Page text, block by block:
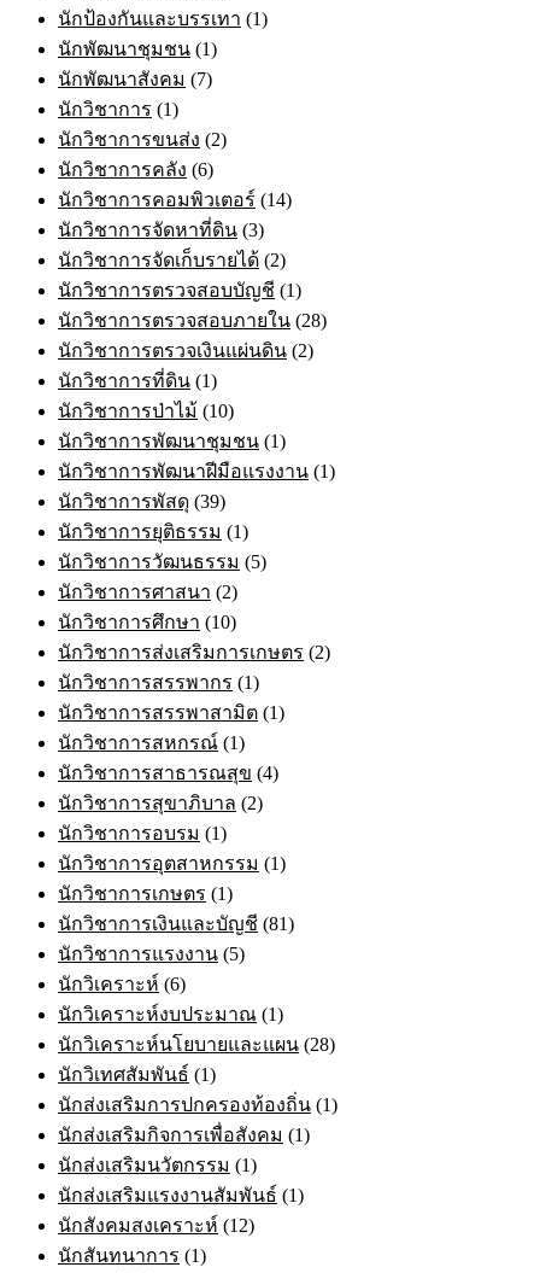
นักป้องกันและบรรเทา (1)
นักพัฒนาชุมชน (1)
นักพัฒนาสังคม (7)
นักวิชาการ (1)
นักวิชาการขนส่ง (2)
นักวิชาการคลัง (6)
นักวิชาการคอมพิวเตอร์ (14)
นักวิชาการจัดหาที่ดิน (3)
นักวิชาการจัดเก็บรายได้ (2)
นักวิชาการตรวจสอบบัญชี (1)
นักวิชาการตรวจสอบภายใน (28)
นักวิชาการตรวจเงินแผ่นดิน (2)
นักวิชาการที่ดิน (1)
นักวิชาการป่าไม้ (10)
นักวิชาการพัฒนาชุมชน (1)
นักวิชาการพัฒนาฝีมือแรงงาน (1)
นักวิชาการพัสดุ (39)
นักวิชาการยุติธรรม (1)
นักวิชาการวัฒนธรรม (5)
นักวิชาการศาสนา (2)
นักวิชาการศึกษา (10)
นักวิชาการส่งเสริมการเกษตร (2)
นักวิชาการสรรพากร (1)
นักวิชาการสรรพาสามิต (1)
นักวิชาการสหกรณ์ (1)
นักวิชาการสาธารณสุข (4)
นักวิชาการสุขาภิบาล (2)
นักวิชาการอบรม (1)
นักวิชาการอุตสาหกรรม (1)
นักวิชาการเกษตร (1)
นักวิชาการเงินและบัญชี (81)
นักวิชาการแรงงาน (5)
นักวิเคราะห์ (6)
นักวิเคราะห์งบประมาณ (1)
นักวิเคราะห์นโยบายและแผน (28)
นักวิเทศสัมพันธ์ (1)
นักส่งเสริมการปกครองท้องถิ่น (1)
นักส่งเสริมกิจการเพื่อสังคม (1)
นักส่งเสริมนวัตกรรม (1)
นักส่งเสริมแรงงานสัมพันธ์ (1)
นักสังคมสงเคราะห์ (12)
นักสันทนาการ (1)